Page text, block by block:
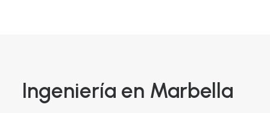
Ingeniería en Marbella